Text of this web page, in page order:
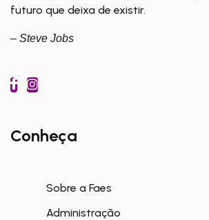
futuro que deixa de existir.
– Steve Jobs
Conheça
Sobre a Faes
Administração